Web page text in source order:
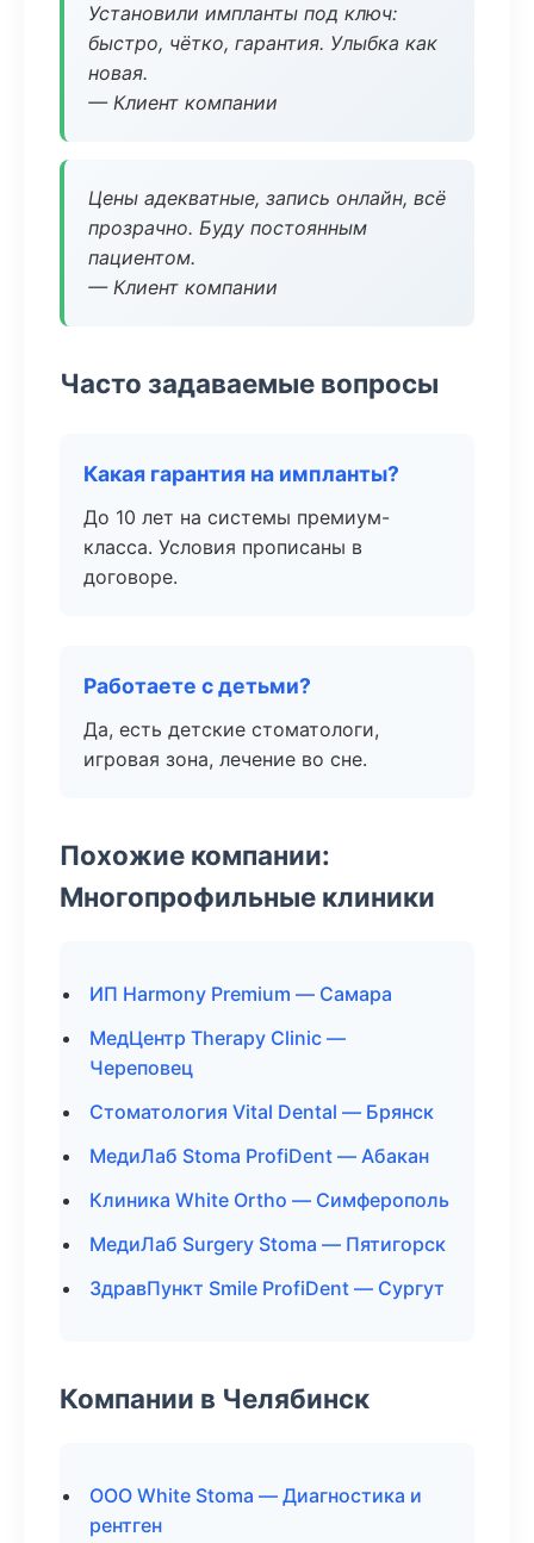
Установили импланты под ключ:
быстро, чётко, гарантия. Улыбка как
новая.
— Клиент компании
Цены адекватные, запись онлайн, всё
прозрачно. Буду постоянным
пациентом.
— Клиент компании
Часто задаваемые вопросы
Какая гарантия на импланты?
До 10 лет на системы премиум-
класса. Условия прописаны в
договоре.
Работаете с детьми?
Да, есть детские стоматологи,
игровая зона, лечение во сне.
Похожие компании:
Многопрофильные клиники
ИП Harmony Premium — Самара
МедЦентр Therapy Clinic —
Череповец
Стоматология Vital Dental — Брянск
МедиЛаб Stoma ProfiDent — Абакан
Клиника White Ortho — Симферополь
МедиЛаб Surgery Stoma — Пятигорск
ЗдравПункт Smile ProfiDent — Сургут
Компании в Челябинск
ООО White Stoma — Диагностика и
рентген